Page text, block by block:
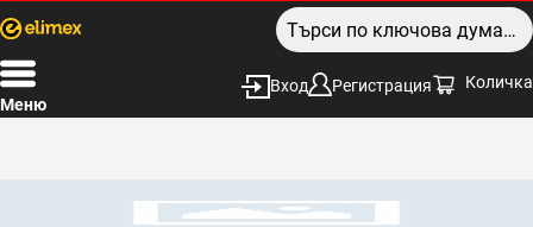
Меню
Вход Регистрация Количка